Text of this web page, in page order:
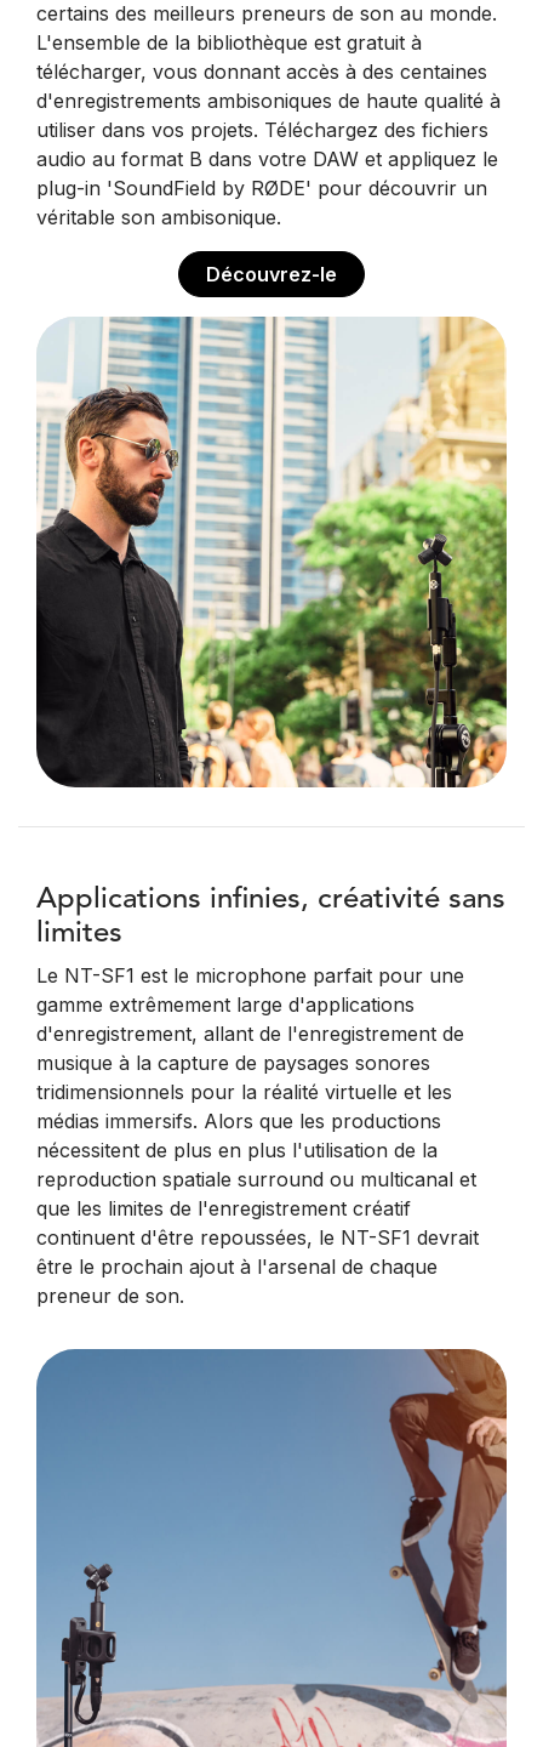
certains des meilleurs preneurs de son au monde.
L'ensemble de la bibliothèque est gratuit à
télécharger, vous donnant accès à des centaines
d'enregistrements ambisoniques de haute qualité à
utiliser dans vos projets. Téléchargez des fichiers
audio au format B dans votre DAW et appliquez le
plug-in 'SoundField by RØDE' pour découvrir un
véritable son ambisonique.
Découvrez-le
Applications infinies, créativité sans
limites
Le NT-SF1 est le microphone parfait pour une
gamme extrêmement large d'applications
d'enregistrement, allant de l'enregistrement de
musique à la capture de paysages sonores
tridimensionnels pour la réalité virtuelle et les
médias immersifs. Alors que les productions
nécessitent de plus en plus l'utilisation de la
reproduction spatiale surround ou multicanal et
que les limites de l'enregistrement créatif
continuent d'être repoussées, le NT-SF1 devrait
être le prochain ajout à l'arsenal de chaque
preneur de son.